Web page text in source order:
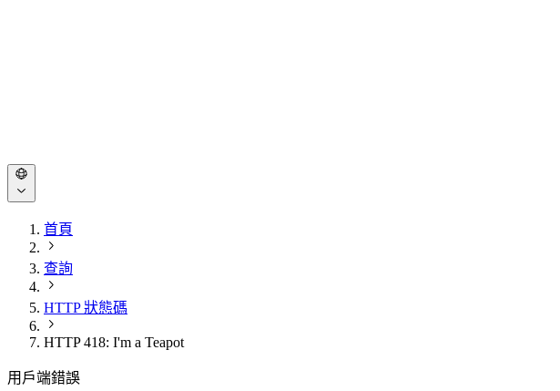
首頁
查詢
HTTP 狀態碼
HTTP 418: I'm a Teapot
用戶端錯誤